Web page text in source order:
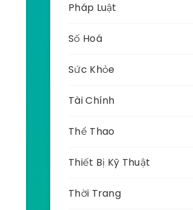
Pháp Luật
Số Hoá
Sức Khỏe
Tài Chính
Thể Thao
Thiết Bị Kỹ Thuật
Thời Trang